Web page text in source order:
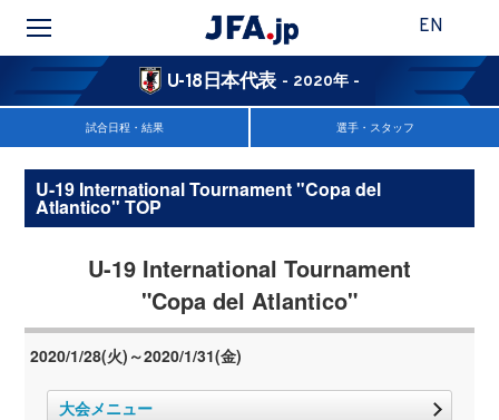
EN
U-18日本代表 - 2020年 -
試合日程・結果 選手・スタッフ
U-19 International Tournament "Copa del
Atlantico" TOP
U-19 International Tournament
"Copa del Atlantico"
2020/1/28(火)～2020/1/31(金)
大会メニュー